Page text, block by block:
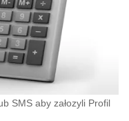
SMS aby załozyli Profil